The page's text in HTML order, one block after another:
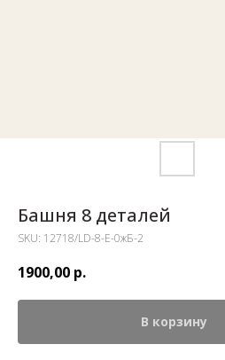
Башня 8 деталей
SKU: 12718/LD-8-Е-0жБ-2
1900,00 р.
В корзину